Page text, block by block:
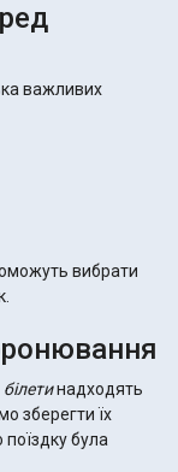
важливих
вибрати
білетинадходять
зберегти їх
була